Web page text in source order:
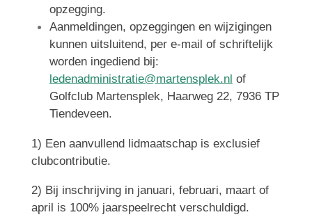
opzegging.
Aanmeldingen, opzeggingen en wijzigingen
kunnen uitsluitend, per e-mail of schriftelijk
worden ingediend bij:
ledenadministratie@martensplek.nl of
Golfclub Martensplek, Haarweg 22, 7936 TP
Tiendeveen.
1) Een aanvullend lidmaatschap is exclusief
clubcontributie.
2) Bij inschrijving in januari, februari, maart of
april is 100% jaarspeelrecht verschuldigd.